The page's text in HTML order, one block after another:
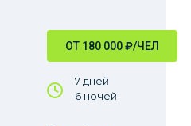
ОТ 180 000₽/ЧЕЛ
7 дней
6 ночей